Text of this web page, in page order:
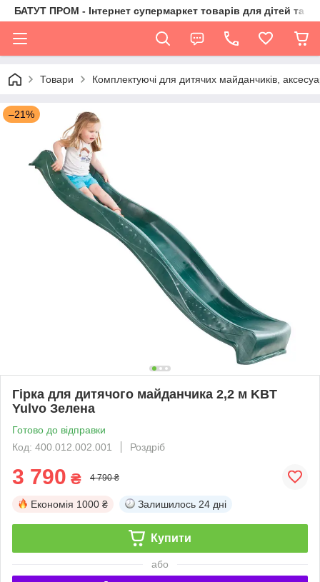
БАТУТ ПРОМ - Інтернет супермаркет товарів для дітей та їх
Товари Комплектуючі для дитячих майданчиків,
–21%
Гірка для дитячого майданчика 2,2 м KBT
Yulvo Зелена
Готово до відправки
Код: 400.012.002.001
Роздріб
3 790 ₴ 4 790 ₴
Економія 1000 ₴ Залишилось 24 дні
Купити
або